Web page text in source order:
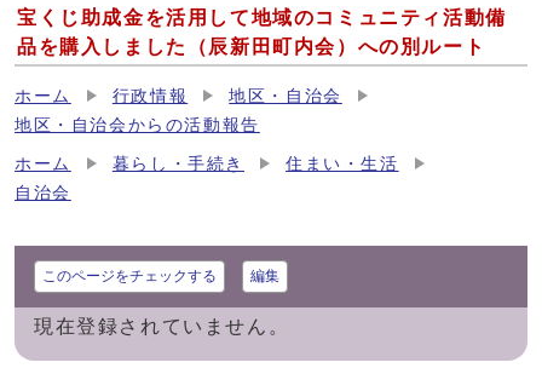
宝くじ助成金を活用して地域のコミュニティ活動備
品を購入しました（辰新田町内会）への別ルート
ホーム 行政情報
地区・自治会
地区・自治会からの活動報告
ホーム 暮らし・手続き
住まい・生活
自治会
このページをチェックする 編集
現在登録されていません。